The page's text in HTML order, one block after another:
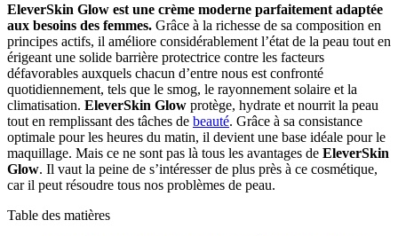
EleverSkin Glow est une crème moderne parfaitement adaptée
aux besoins des femmes. Grâce à la richesse de sa composition en
principes actifs, il améliore considérablement l’état de la peau tout en
érigeant une solide barrière protectrice contre les facteurs
défavorables auxquels chacun d’entre nous est confronté
quotidiennement, tels que le smog, le rayonnement solaire et la
climatisation. EleverSkin Glow protège, hydrate et nourrit la peau
tout en remplissant des tâches de beauté. Grâce à sa consistance
optimale pour les heures du matin, il devient une base idéale pour le
maquillage. Mais ce ne sont pas là tous les avantages de EleverSkin
Glow. Il vaut la peine de s’intéresser de plus près à ce cosmétique,
car il peut résoudre tous nos problèmes de peau.
Table des matières